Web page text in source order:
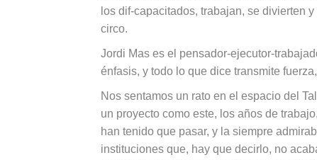
los dif-capacitados, trabajan, se divierten
circo.
Jordi Mas es el pensador-ejecutor-
énfasis, y todo lo que dice transmite
Nos sentamos un rato en el espacio del
un proyecto como este, los años de
han tenido que pasar, y la siempre
instituciones que, hay que decirlo, no